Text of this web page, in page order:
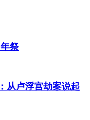
祭
从卢浮宫劫案说起